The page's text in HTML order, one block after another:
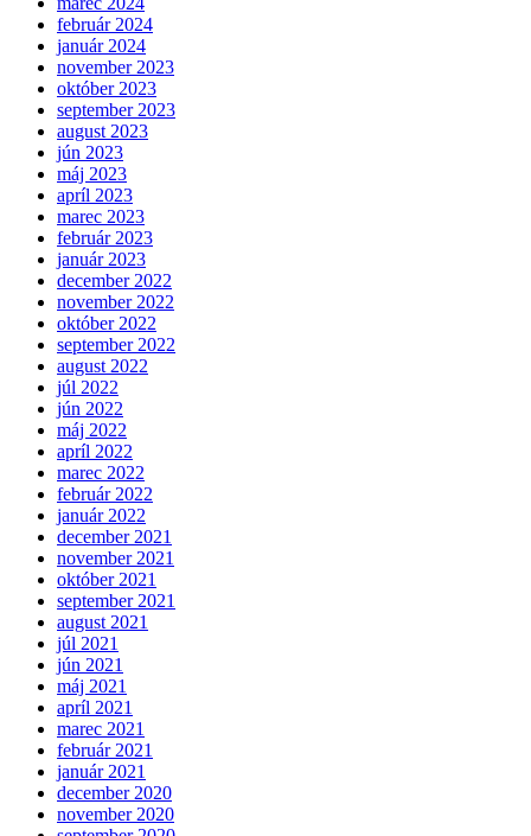
február 2024
január 2024
november 2023
október 2023
september 2023
august 2023
jún 2023
máj 2023
apríl 2023
marec 2023
február 2023
január 2023
december 2022
november 2022
október 2022
september 2022
august 2022
júl 2022
jún 2022
máj 2022
apríl 2022
marec 2022
február 2022
január 2022
december 2021
november 2021
október 2021
september 2021
august 2021
júl 2021
jún 2021
máj 2021
apríl 2021
marec 2021
február 2021
január 2021
december 2020
november 2020